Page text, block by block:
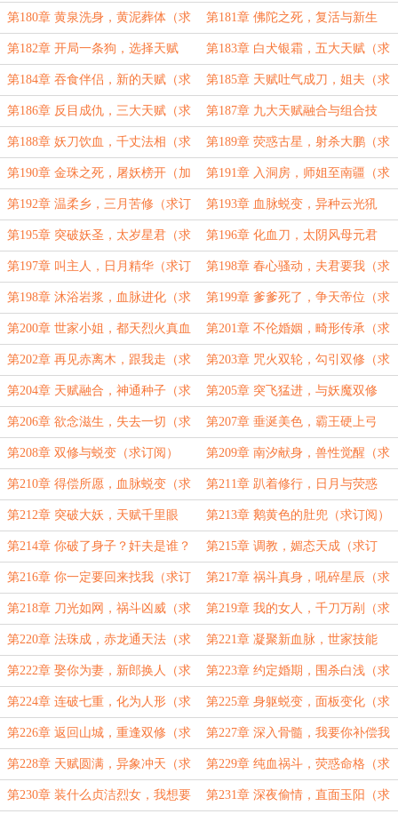
订阅） （求订阅）
第180章 黄泉洗身，黄泥葬体（求
订阅）
第181章 佛陀之死，复活与新生
（求订阅）
第182章 开局一条狗，选择天赋
（求订阅）
第183章 白犬银霜，五大天赋（求
订阅）
第184章 吞食伴侣，新的天赋（求
订阅）
第185章 天赋吐气成刀，姐夫（求
订阅）
第186章 反目成仇，三大天赋（求
订阅）
第187章 九大天赋融合与组合技
（求订阅）
第188章 妖刀饮血，千丈法相（求
订阅）
第189章 荧惑古星，射杀大鹏（求
订阅）
第190章 金珠之死，屠妖榜开（加
更！）
第191章 入洞房，师姐至南疆（求
订阅）
第192章 温柔乡，三月苦修（求订
阅）
第193章 血脉蜕变，异种云光犼
（求订阅）
第195章 突破妖圣，太岁星君（求
订阅）
第196章 化血刀，太阴风母元君
（求订阅）
第197章 叫主人，日月精华（求订
阅）
第198章 春心骚动，夫君要我（求
订阅）
第198章 沐浴岩浆，血脉进化（求
订阅）
第199章 爹爹死了，争天帝位（求
订阅）
第200章 世家小姐，都天烈火真血
（求订阅）
第201章 不伦婚姻，畸形传承（求
订阅）
第202章 再见赤离木，跟我走（求
订阅）
第203章 咒火双轮，勾引双修（求
订阅）
第204章 天赋融合，神通种子（求
订阅）
第205章 突飞猛进，与妖魔双修
（求订阅）
第206章 欲念滋生，失去一切（求
订阅）
第207章 垂涎美色，霸王硬上弓
（求订阅）
第208章 双修与蜕变（求订阅） 第209章 南汐献身，兽性觉醒（求
订阅）
第210章 得偿所愿，血脉蜕变（求
订阅）
第211章 趴着修行，日月与荧惑
（求订阅）
第212章 突破大妖，天赋千里眼
（求订阅）
第213章 鹅黄色的肚兜（求订阅）
第214章 你破了身子？奸夫是谁？
（求订阅）
第215章 调教，媚态天成（求订
阅）
第216章 你一定要回来找我（求订
阅）
第217章 祸斗真身，吼碎星辰（求
订阅）
第218章 刀光如网，祸斗凶威（求
订阅）
第219章 我的女人，千刀万剐（求
订阅）
第220章 法珠成，赤龙通天法（求
订阅）
第221章 凝聚新血脉，世家技能
（求订阅）
第222章 娶你为妻，新郎换人（求
订阅）
第223章 约定婚期，围杀白浅（求
订阅）
第224章 连破七重，化为人形（求
订阅）
第225章 身躯蜕变，面板变化（求
订阅）
第226章 返回山城，重逢双修（求
订阅）
第227章 深入骨髓，我要你补偿我
（求订阅）
第228章 天赋圆满，异象冲天（求
订阅）
第229章 纯血祸斗，荧惑命格（求
订阅）
第230章 装什么贞洁烈女，我想要 第231章 深夜偷情，直面玉阳（求